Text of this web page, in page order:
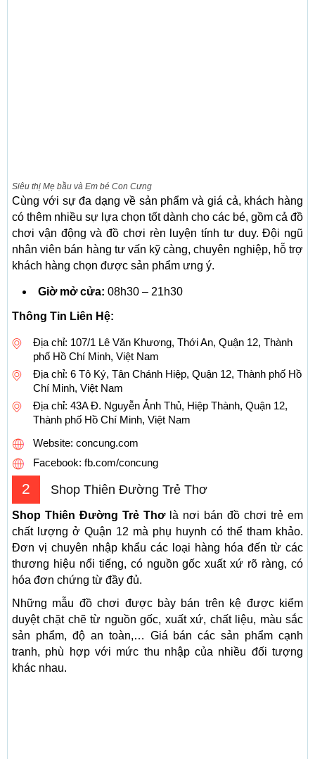
Siêu thị Mẹ bầu và Em bé Con Cưng
Cùng với sự đa dạng về sản phẩm và giá cả, khách hàng
có thêm nhiều sự lựa chọn tốt dành cho các bé, gồm cả đồ
chơi vận động và đồ chơi rèn luyện tính tư duy. Đội ngũ
nhân viên bán hàng tư vấn kỹ càng, chuyên nghiệp, hỗ trợ
khách hàng chọn được sản phẩm ưng ý.
Giờ mở cửa: 08h30 – 21h30
Thông Tin Liên Hệ:
Địa chỉ: 107/1 Lê Văn Khương, Thới An, Quận 12, Thành
phố Hồ Chí Minh, Việt Nam
Địa chỉ: 6 Tô Ký, Tân Chánh Hiệp, Quận 12, Thành phố Hồ
Chí Minh, Việt Nam
Địa chỉ: 43A Đ. Nguyễn Ảnh Thủ, Hiệp Thành, Quận 12,
Thành phố Hồ Chí Minh, Việt Nam
Website: concung.com
Facebook: fb.com/concung
2 Shop Thiên Đường Trẻ Thơ
Shop Thiên Đường Trẻ Thơlà nơi bán đồ chơi trẻ em
chất lượng ở Quận 12 mà phụ huynh có thể tham khảo.
Đơn vị chuyên nhập khẩu các loại hàng hóa đến từ các
thương hiệu nổi tiếng, có nguồn gốc xuất xứ rõ ràng, có
hóa đơn chứng từ đầy đủ.
Những mẫu đồ chơi được bày bán trên kệ được kiểm
duyệt chặt chẽ từ nguồn gốc, xuất xứ, chất liệu, màu sắc
sản phẩm, độ an toàn,… Giá bán các sản phẩm cạnh
tranh, phù hợp với mức thu nhập của nhiều đối tượng
khác nhau.